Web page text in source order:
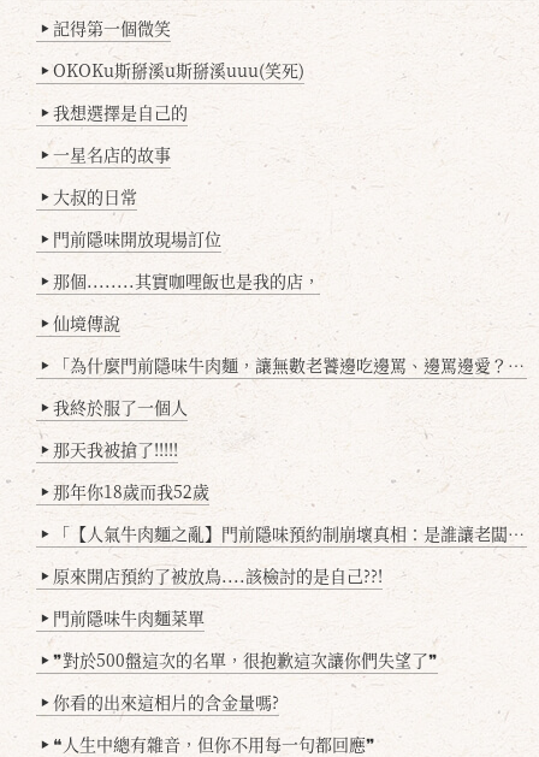
▶ 記得第一個微笑
▶ OKOKu斯掰溪u斯掰溪uuu(笑死)
▶ 我想選擇是自己的
▶ 一星名店的故事
▶ 大叔的日常
▶ 門前隱味開放現場訂位
▶ 那個........其實咖哩飯也是我的店，
▶ 仙境傳說
▶ 「為什麼門前隱味牛肉麵，讓無數老饕邊吃邊罵、邊罵邊愛？小辣雞揭密！」
▶ 我終於服了一個人
▶ 那天我被搶了!!!!!
▶ 那年你18歲而我52歲
▶ 「【人氣牛肉麵之亂】門前隱味預約制崩壞真相：是誰讓老闆心灰意冷？」
▶ 原來開店預約了被放鳥....該檢討的是自己??!
▶ 門前隱味牛肉麵菜單
▶ ❞對於500盤這次的名單，很抱歉這次讓你們失望了❞
▶ 你看的出來這相片的含金量嗎?
▶ ❝人生中總有雜音，但你不用每一句都回應❞